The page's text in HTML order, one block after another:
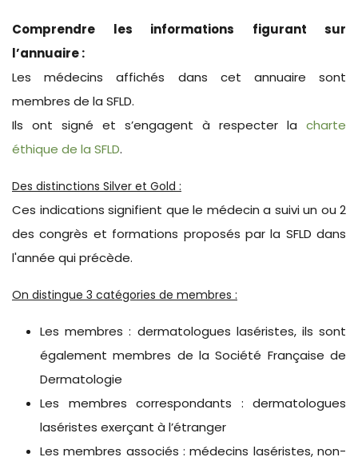
Comprendre les informations figurant sur
l’annuaire :
Les médecins affichés dans cet annuaire sont
membres de la SFLD.
Ils ont signé et s’engagent à respecter la charte
éthique de la SFLD.
Des distinctions Silver et Gold :
Ces indications signifient que le médecin a suivi un ou 2
des congrès et formations proposés par la SFLD dans
l'année qui précède.
On distingue 3 catégories de membres :
Les membres : dermatologues laséristes, ils sont
également membres de la Société Française de
Dermatologie
Les membres correspondants : dermatologues
laséristes exerçant à l’étranger
Les membres associés : médecins laséristes, non-